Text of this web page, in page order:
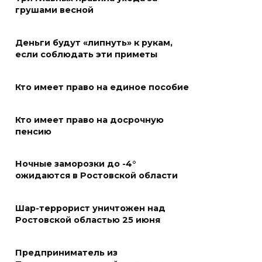
Ростовской области активно
взаимодействует с другими
В центре Ростова участок
06 августа 2026 09:49
В Ростове на проспекте
Михаила Нагибина, 14а,
теплотрассы
грушами весной
Деньги будут «липнуть» к рукам,
если соблюдать эти приметы
Кто имеет право на единое пособие
Кто имеет право на досрочную
пенсию
Ночные заморозки до -4°
ожидаются в Ростовской области
Шар-террорист уничтожен над
Ростовской областью 25 июня
Предприниматель из